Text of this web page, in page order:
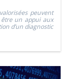
peuvent
être un appui aux
d’un diagnostic